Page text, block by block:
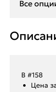
панели
3
Все
В #158
Ценa